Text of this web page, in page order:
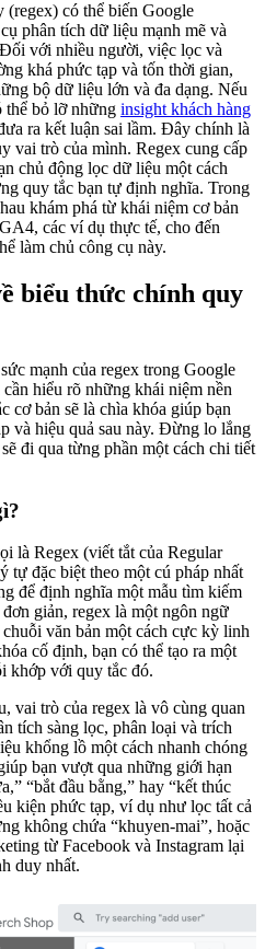
có thể biến Google
phân tích dữ liệu mạnh mẽ và
với nhiều người, việc lọc và
khá phức tạp và tốn thời gian,
bộ dữ liệu lớn và đa dạng. Nếu
thể bỏ lỡ những insight khách hàng
ra kết luận sai lầm. Đây chính là
vai trò của mình. Regex cung cấp
chủ động lọc dữ liệu một cách
quy tắc bạn tự định nghĩa. Trong
khám phá từ khái niệm cơ bản
các ví dụ thực tế, cho đến
làm chủ công cụ này.
biểu thức chính quy
mạnh của regex trong Google
hiểu rõ những khái niệm nền
cơ bản sẽ là chìa khóa giúp bạn
và hiệu quả sau này. Đừng lo lắng
đi qua từng phần một cách chi tiết
là Regex (viết tắt của Regular
tự đặc biệt theo một cú pháp nhất
để định nghĩa một mẫu tìm kiếm
giản, regex là một ngôn ngữ
văn bản một cách cực kỳ linh
cố định, bạn có thể tạo ra một
khớp với quy tắc đó.
vai trò của regex là vô cùng quan
tích sàng lọc, phân loại và trích
khổng lồ một cách nhanh chóng
bạn vượt qua những giới hạn
“bắt đầu bằng,” hay “kết thúc
kiện phức tạp, ví dụ như lọc tất cả
không chứa “khuyen-mai”, hoặc
từ Facebook và Instagram lại
duy nhất.